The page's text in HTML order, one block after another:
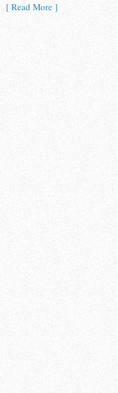
[ Read More ]